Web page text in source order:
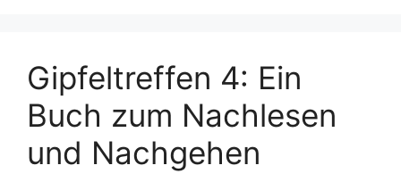
Gipfeltreffen 4: Ein
Buch zum Nachlesen
und Nachgehen